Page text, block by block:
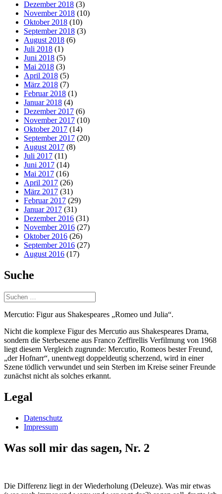
Dezember 2018 (3)
November 2018 (10)
Oktober 2018 (10)
September 2018 (3)
August 2018 (6)
Juli 2018 (1)
Juni 2018 (5)
Mai 2018 (3)
April 2018 (5)
März 2018 (7)
Februar 2018 (1)
Januar 2018 (4)
Dezember 2017 (6)
November 2017 (10)
Oktober 2017 (14)
September 2017 (20)
August 2017 (8)
Juli 2017 (11)
Juni 2017 (14)
Mai 2017 (16)
April 2017 (26)
März 2017 (31)
Februar 2017 (29)
Januar 2017 (31)
Dezember 2016 (31)
November 2016 (27)
Oktober 2016 (26)
September 2016 (27)
August 2016 (17)
Suche
Suchen
nach:
Mercutio: Figur aus Shakespeares „Romeo und Julia“.
Nicht die komplexe Figur des Mercutio aus Shakespeares Drama,
sondern die Sterbeszene aus Franco Zeffirellis Verfilmung von 1968
liegt diesem Vergleich zugrunde: Mercutio, Romeos bester Freund,
„der Hofnarr“, unentwegt doppeldeutig scherzend, wird in einer
Szene tödlich verwundet und sein Sterben im Kreise seiner Freunde
zunächst nicht als solches erkannt.
Legal
Datenschutz
Impressum
Was soll mir das sagen, Nr. 2
Die Differenz liegt in der Wiederholung (Deleuze). Was mir etwas